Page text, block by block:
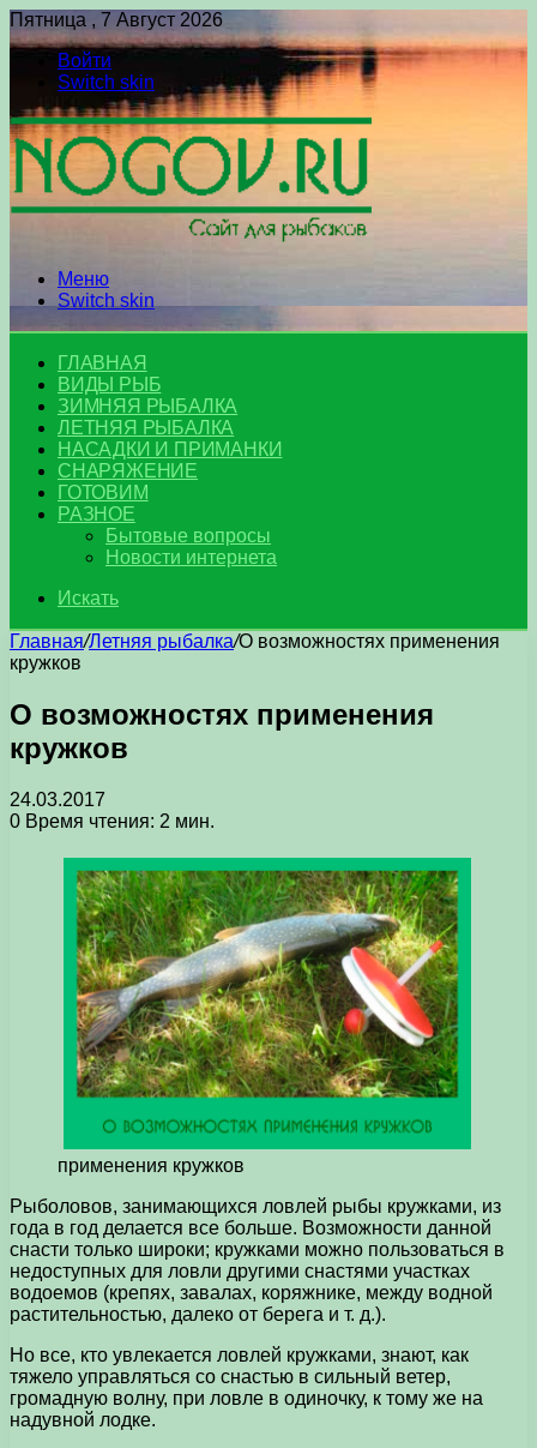
Пятница , 7 Август 2026
Войти
Switch skin
Меню
Switch skin
ГЛАВНАЯ
ВИДЫ РЫБ
ЗИМНЯЯ РЫБАЛКА
ЛЕТНЯЯ РЫБАЛКА
НАСАДКИ И ПРИМАНКИ
СНАРЯЖЕНИЕ
ГОТОВИМ
РАЗНОЕ
Бытовые вопросы
Новости интернета
Искать
Главная/Летняя рыбалка/О возможностях применения
кружков
О возможностях применения
кружков
24.03.2017
0 Время чтения: 2 мин.
применения кружков
Рыболовов, занимающихся ловлей рыбы кружками, из
года в год делается все больше. Возможности данной
снасти только широки; кружками можно пользоваться в
недоступных для ловли другими снастями участках
водоемов (крепях, завалах, коряжнике, между водной
растительностью, далеко от берега и т. д.).
Но все, кто увлекается ловлей кружками, знают, как
тяжело управляться со снастью в сильный ветер,
громадную волну, при ловле в одиночку, к тому же на
надувной лодке.